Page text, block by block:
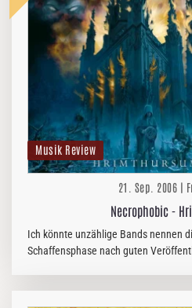
Musik Review
21. Sep. 2006 |
Necrophobic -
Ich könnte unzählige Bands nennen
Schaffensphase nach guten